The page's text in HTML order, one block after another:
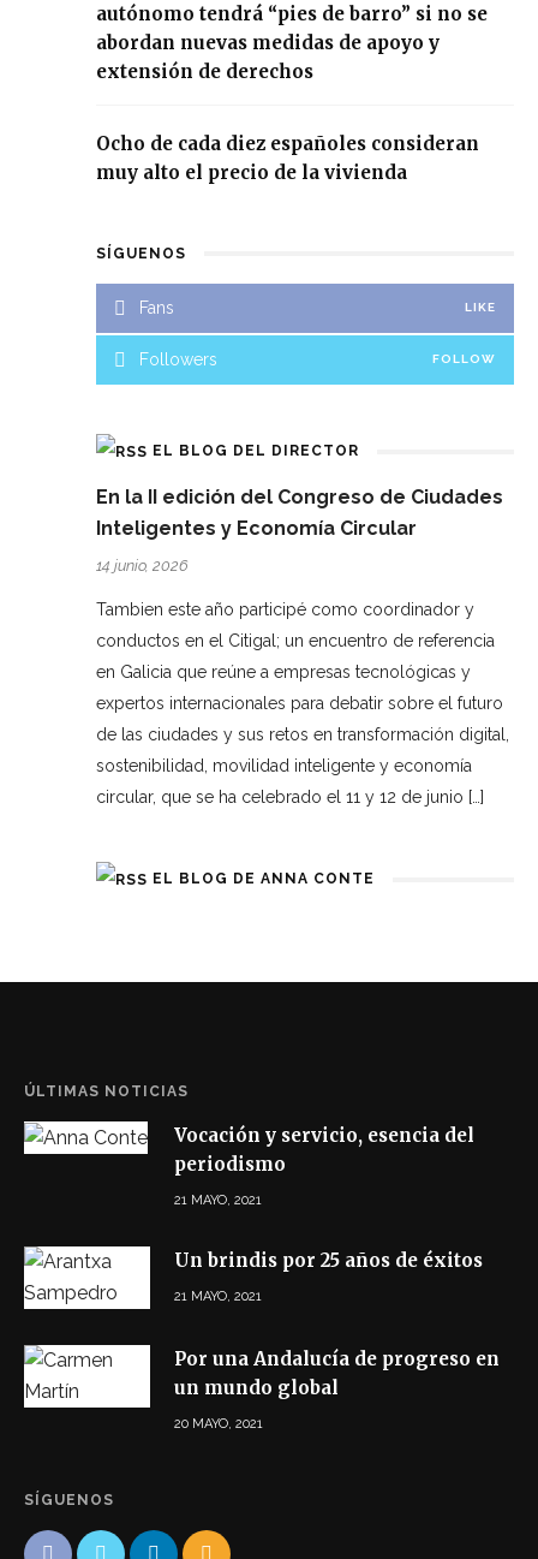
autónomo tendrá “pies de barro” si no se
abordan nuevas medidas de apoyo y
extensión de derechos
Ocho de cada diez españoles consideran
muy alto el precio de la vivienda
SÍGUENOS
Fans LIKE
Followers FOLLOW
EL BLOG DEL DIRECTOR
En la II edición del Congreso de Ciudades
Inteligentes y Economía Circular
14 junio, 2026
Tambien este año participé como coordinador y
conductos en el Citigal; un encuentro de referencia
en Galicia que reúne a empresas tecnológicas y
expertos internacionales para debatir sobre el futuro
de las ciudades y sus retos en transformación digital,
sostenibilidad, movilidad inteligente y economía
circular, que se ha celebrado el 11 y 12 de junio […]
EL BLOG DE ANNA CONTE
ÚLTIMAS NOTICIAS
Vocación y servicio, esencia del
periodismo
21 MAYO, 2021
Un brindis por 25 años de éxitos
21 MAYO, 2021
Por una Andalucía de progreso en
un mundo global
20 MAYO, 2021
SÍGUENOS